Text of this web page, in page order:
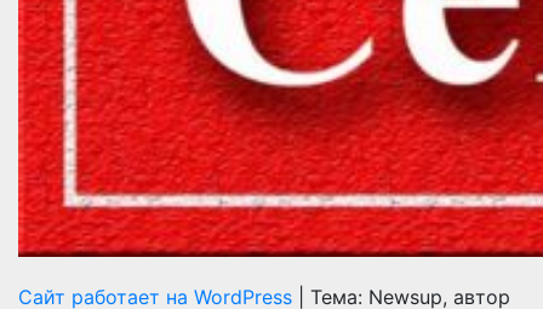
Сайт работает на WordPress
Тема: Newsup, автор